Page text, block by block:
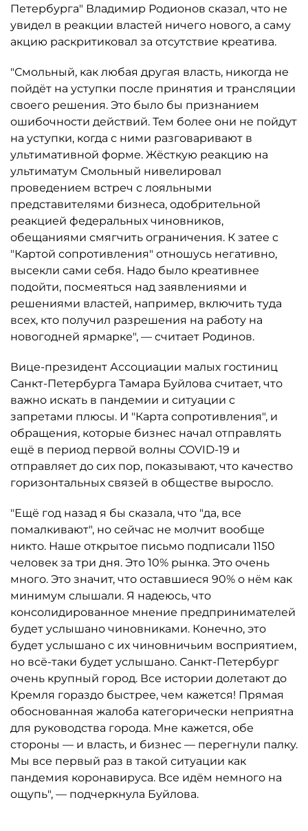
Петербурга" Владимир Родионов сказал, что не
увидел в реакции властей ничего нового, а саму
акцию раскритиковал за отсутствие креатива.
"Смольный, как любая другая власть, никогда не
пойдёт на уступки после принятия и трансляции
своего решения. Это было бы признанием
ошибочности действий. Тем более они не пойдут
на уступки, когда с ними разговаривают в
ультимативной форме. Жёсткую реакцию на
ультиматум Смольный нивелировал
проведением встреч с лояльными
представителями бизнеса, одобрительной
реакцией федеральных чиновников,
обещаниями смягчить ограничения. К затее с
"Картой сопротивления" отношусь негативно,
высекли сами себя. Надо было креативнее
подойти, посмеяться над заявлениями и
решениями властей, например, включить туда
всех, кто получил разрешения на работу на
новогодней ярмарке", — считает Родинов.
Вице-президент Ассоциации малых гостиниц
Санкт-Петербурга Тамара Буйлова считает, что
важно искать в пандемии и ситуации с
запретами плюсы. И "Карта сопротивления", и
обращения, которые бизнес начал отправлять
ещё в период первой волны COVID-19 и
отправляет до сих пор, показывают, что качество
горизонтальных связей в обществе выросло.
"Ещё год назад я бы сказала, что "да, все
помалкивают", но сейчас не молчит вообще
никто. Наше открытое письмо подписали 1150
человек за три дня. Это 10% рынка. Это очень
много. Это значит, что оставшиеся 90% о нём как
минимум слышали. Я надеюсь, что
консолидированное мнение предпринимателей
будет услышано чиновниками. Конечно, это
будет услышано с их чиновничьим восприятием,
но всё-таки будет услышано. Санкт-Петербург
очень крупный город. Все истории долетают до
Кремля гораздо быстрее, чем кажется! Прямая
обоснованная жалоба категорически неприятна
для руководства города. Мне кажется, обе
стороны — и власть, и бизнес — перегнули палку.
Мы все первый раз в такой ситуации как
пандемия коронавируса. Все идём немного на
ощупь", — подчеркнула Буйлова.